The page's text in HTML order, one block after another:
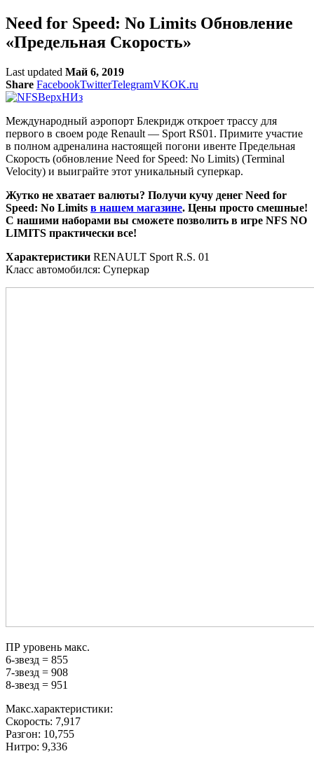
Need for Speed: No Limits Обновление
«Предельная Скорость»
Last updated Май 6, 2019
Share FacebookTwitterTelegramVKOK.ru
Международный аэропорт Блекридж откроет трассу для
первого в своем роде Renault — Sport RS01. Примите участие
в полном адреналина настоящей погони ивенте Предельная
Скорость (обновление Need for Speed: No Limits) (Terminal
Velocity) и выиграйте этот уникальный суперкар.
Жутко не хватает валюты? Получи кучу денег Need for
Speed: No Limits в нашем магазине. Цены просто смешные!
С нашими наборами вы сможете позволить в игре NFS NO
LIMITS практически все!
Характеристики RENAULT Sport R.S. 01
Класс автомобился: Суперкар
ПР уровень макс.
6-звезд = 855
7-звезд = 908
8-звезд = 951
Макс.характеристики:
Скорость: 7,917
Разгон: 10,755
Нитро: 9,336